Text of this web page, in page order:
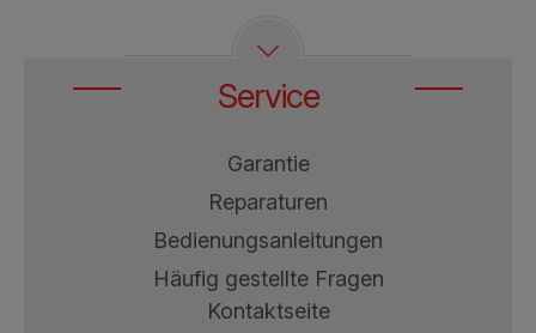
Service
Garantie
Reparaturen
Bedienungsanleitungen
Häufig gestellte Fragen
Kontaktseite